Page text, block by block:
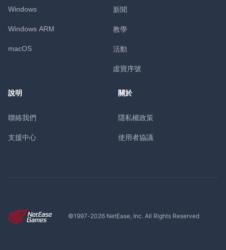
Windows
Windows ARM
macOS
新聞
教學
活動
虛寶序號
說明
聯絡我們
支援中心
關於
隱私權政策
使用者協議
©1997-2026NetEase, Inc. All Rights Reserved